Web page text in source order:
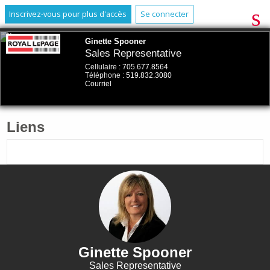
Inscrivez-vous pour plus d'accès Se connecter
Ginette Spooner
Sales Representative
Cellulaire : 705.677.8564
Téléphone : 519.832.3080
Courriel
Liens
Ginette Spooner
Sales Representative